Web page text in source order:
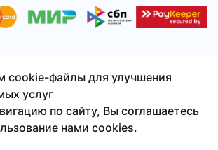
компонентов для телефонов,
и другой техники.
Сайт создан
cookie-файлы для улучшения
услуг
по сайту, Вы соглашаетесь
нами cookies.